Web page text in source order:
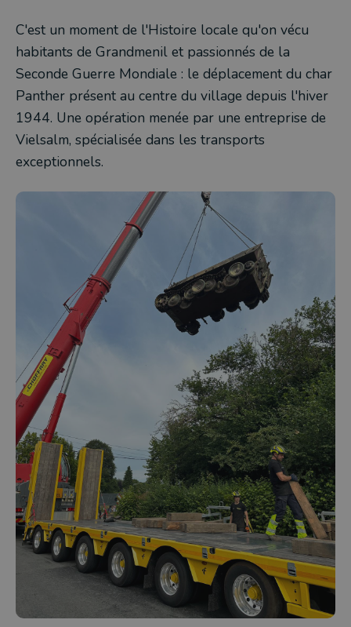
C'est un moment de l'Histoire locale qu'on vécu
habitants de Grandmenil et passionnés de la
Seconde Guerre Mondiale : le déplacement du char
Panther présent au centre du village depuis l'hiver
1944. Une opération menée par une entreprise de
Vielsalm, spécialisée dans les transports
exceptionnels.